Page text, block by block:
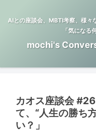
AIとの座談会、MBTI考察、様々
「気になる
mochi's
カオス座談会
て、“人生の勝ち
い？」